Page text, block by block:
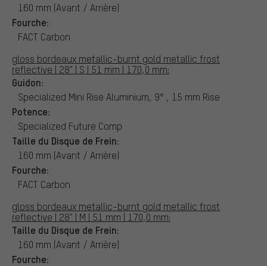
160 mm (Avant / Arrière)
Fourche:
FACT Carbon
gloss bordeaux metallic-burnt gold metallic frost
reflective | 28" | S | 51 mm | 170,0 mm:
Guidon:
Specialized Mini Rise Aluminium, 9° , 15 mm Rise
Potence:
Specialized Future Comp
Taille du Disque de Frein:
160 mm (Avant / Arrière)
Fourche:
FACT Carbon
gloss bordeaux metallic-burnt gold metallic frost
reflective | 28" | M | 51 mm | 170,0 mm:
Taille du Disque de Frein:
160 mm (Avant / Arrière)
Fourche: